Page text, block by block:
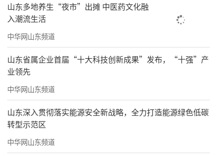
山东多地养生“夜市”出摊 中医药文化融
入潮流生活
中华网山东频道
山东省属企业首届“十大科技创新成果”发布，“十强”产
业领先
中华网山东频道
山东深入贯彻落实能源安全新战略，全力打造能源绿色低碳
转型示范区
中华网山东频道